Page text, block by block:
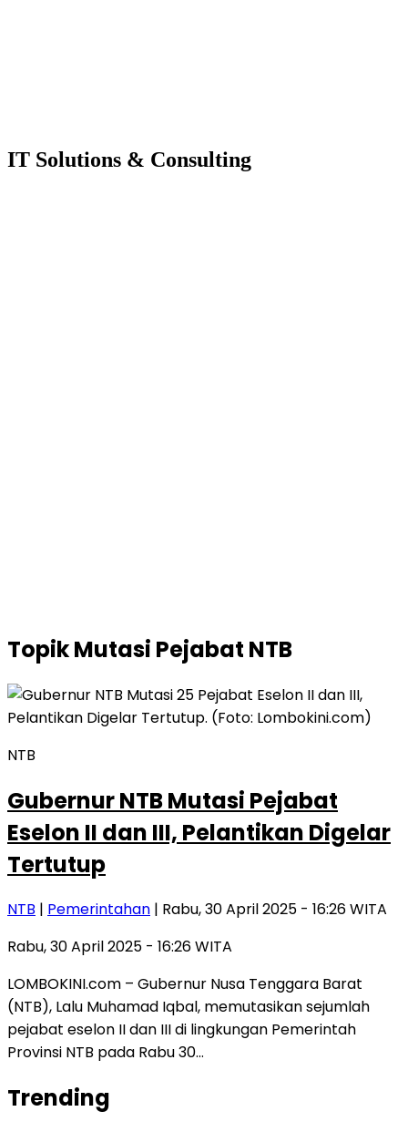
IT Solutions & Consulting
TopikMutasi Pejabat NTB
NTB
Gubernur NTB Mutasi Pejabat
Eselon II dan III, Pelantikan Digelar
Tertutup
NTB | Pemerintahan | Rabu, 30 April 2025 - 16:26 WITA
Rabu, 30 April 2025 - 16:26 WITA
LOMBOKINI.com – Gubernur Nusa Tenggara Barat
(NTB), Lalu Muhamad Iqbal, memutasikan sejumlah
pejabat eselon II dan III di lingkungan Pemerintah
Provinsi NTB pada Rabu 30…
Trending